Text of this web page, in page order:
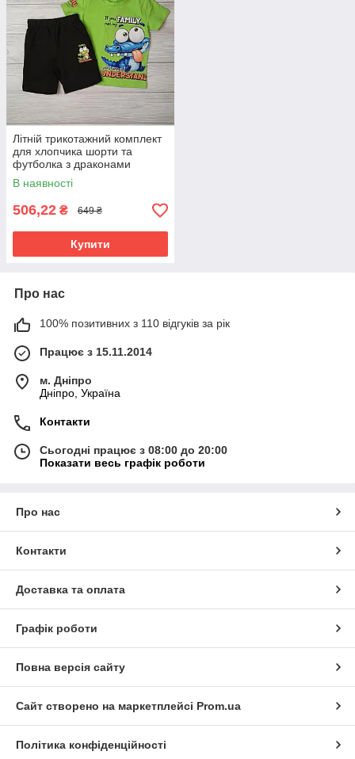
Літній трикотажний комплект
для хлопчика шорти та
футболка з драконами
В наявності
506,22 ₴ 649 ₴
Купити
Про нас
100% позитивних з 110 відгуків за рік
Працює з 15.11.2014
м. Дніпро
Дніпро, Україна
Контакти
Сьогодні працює з 08:00 до 20:00
Показати весь графік роботи
Про нас
Контакти
Доставка та оплата
Графік роботи
Повна версія сайту
Сайт створено на маркетплейсі Prom.ua
Політика конфіденційності